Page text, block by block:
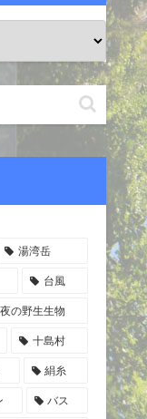
湯湾岳
台風
夜の野生生物
十島村
絹糸
バス